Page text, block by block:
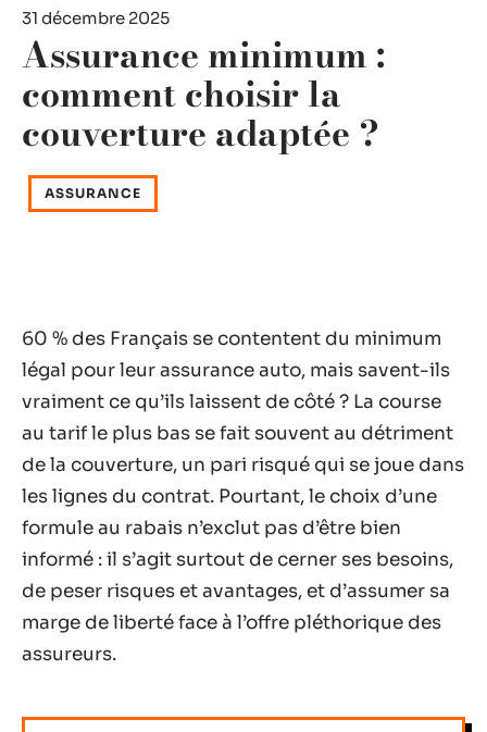
31 décembre 2025
Assurance minimum :
comment choisir la
couverture adaptée ?
ASSURANCE
60 % des Français se contentent du minimum
légal pour leur assurance auto, mais savent-ils
vraiment ce qu’ils laissent de côté ? La course
au tarif le plus bas se fait souvent au détriment
de la couverture, un pari risqué qui se joue dans
les lignes du contrat. Pourtant, le choix d’une
formule au rabais n’exclut pas d’être bien
informé : il s’agit surtout de cerner ses besoins,
de peser risques et avantages, et d’assumer sa
marge de liberté face à l’offre pléthorique des
assureurs.